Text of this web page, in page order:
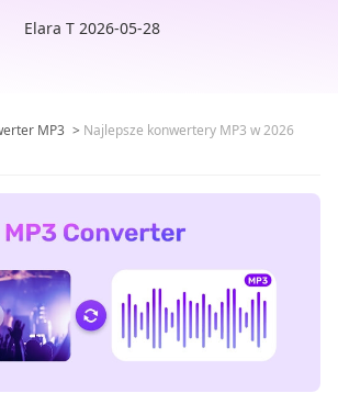
Elara T 2026-05-28
MP3 > Najlepsze konwertery MP3 w 2026